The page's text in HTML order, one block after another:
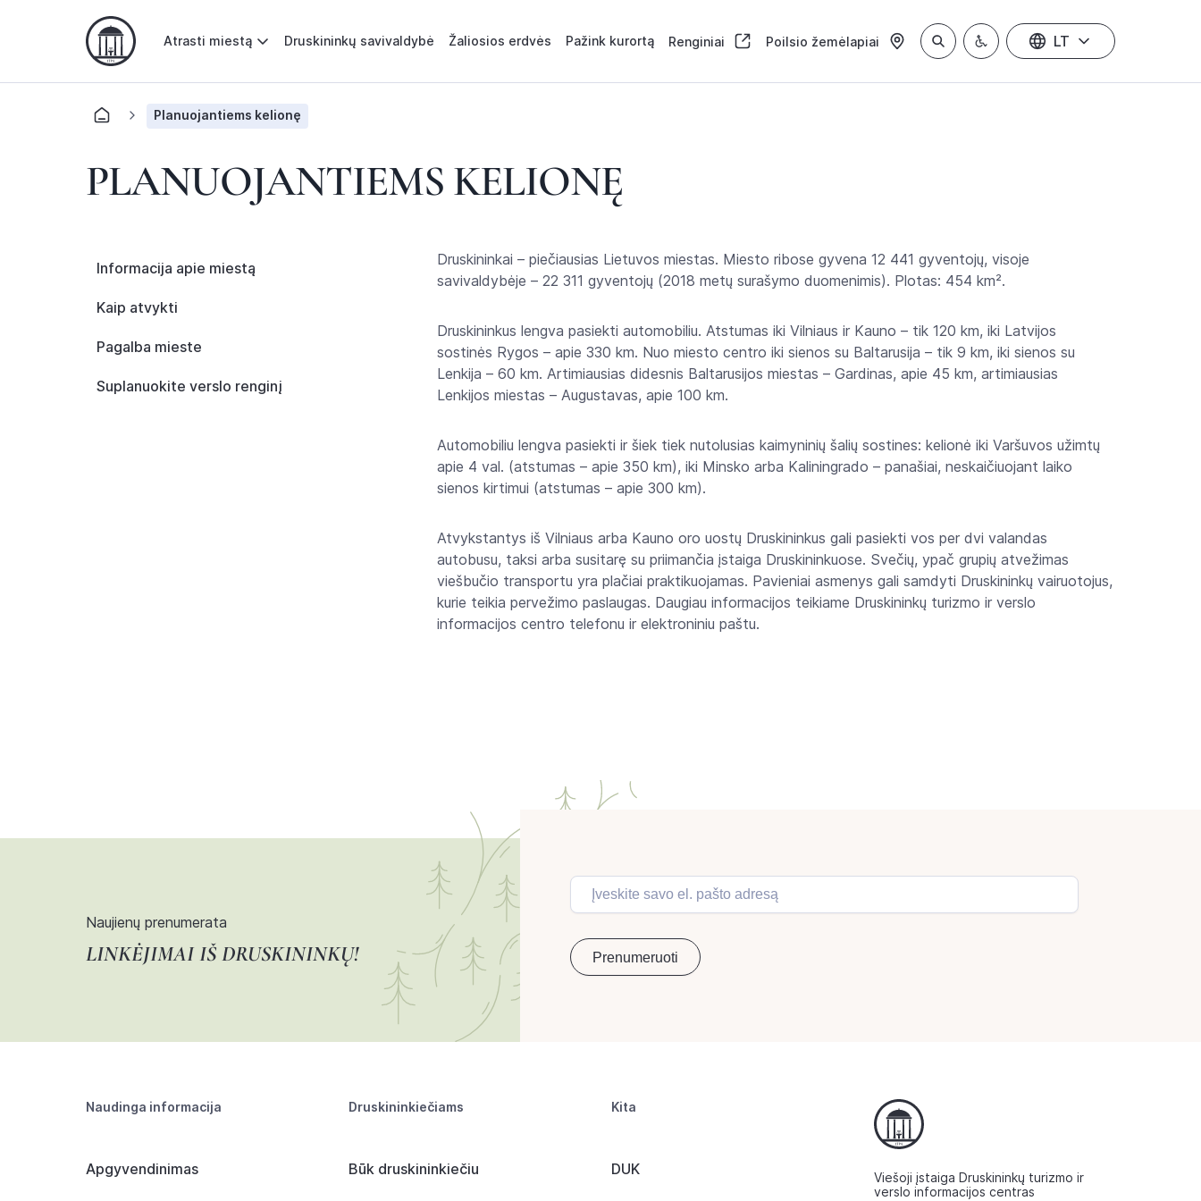
Atrasti miestą Druskininkų savivaldybė Žaliosios erdvės Pažink kurortą Renginiai Poilsio žemėlapiai LT
Planuojantiems kelionę
PLANUOJANTIEMS KELIONĘ
Informacija apie miestą
Kaip atvykti
Pagalba mieste
Suplanuokite verslo renginį
Druskininkai – piečiausias Lietuvos miestas. Miesto ribose gyvena 12 441 gyventojų, visoje
savivaldybėje – 22 311 gyventojų (2018 metų surašymo duomenimis). Plotas: 454 km².
Druskininkus lengva pasiekti automobiliu. Atstumas iki Vilniaus ir Kauno – tik 120 km, iki Latvijos
sostinės Rygos – apie 330 km. Nuo miesto centro iki sienos su Baltarusija – tik 9 km, iki sienos su
Lenkija – 60 km. Artimiausias didesnis Baltarusijos miestas – Gardinas, apie 45 km, artimiausias
Lenkijos miestas – Augustavas, apie 100 km.
Automobiliu lengva pasiekti ir šiek tiek nutolusias kaimyninių šalių sostines: kelionė iki Varšuvos užimtų
apie 4 val. (atstumas – apie 350 km), iki Minsko arba Kaliningrado – panašiai, neskaičiuojant laiko
sienos kirtimui (atstumas – apie 300 km).
Atvykstantys iš Vilniaus arba Kauno oro uostų Druskininkus gali pasiekti vos per dvi valandas
autobusu, taksi arba susitarę su priimančia įstaiga Druskininkuose. Svečių, ypač grupių atvežimas
viešbučio transportu yra plačiai praktikuojamas. Pavieniai asmenys gali samdyti Druskininkų vairuotojus,
kurie teikia pervežimo paslaugas. Daugiau informacijos teikiame Druskininkų turizmo ir verslo
informacijos centro telefonu ir elektroniniu paštu.
Naujienų prenumerata
LINKĖJIMAI IŠ DRUSKININKŲ!
Naudinga informacija
Apgyvendinimas
Druskininkiečiams
Būk druskininkiečiu
Kita
DUK
Viešoji įstaiga Druskininkų turizmo ir
verslo informacijos centras